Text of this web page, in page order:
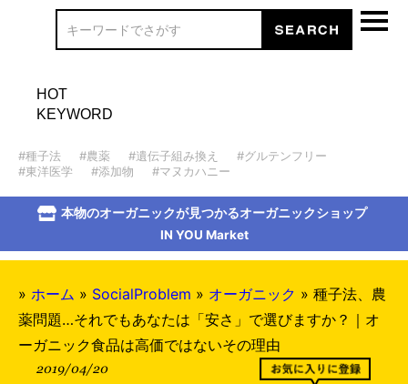
HOT
KEYWORD
#種子法 #農薬 #遺伝子組み換え
#グルテンフリー
#東洋医学
#添加物 #マヌカハニー
本物のオーガニックが見つかるオーガニックショップ
IN YOU Market
» ホーム » SocialProblem » オーガニック » 種子法、農
薬問題…それでもあなたは「安さ」で選びますか？｜オ
ーガニック食品は高価ではないその理由
2019/04/20